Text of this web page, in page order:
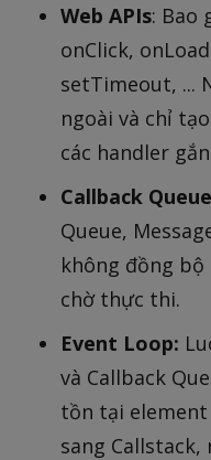
Web APIs: Bao
onClick,
setTimeout, ...
ngoài và chỉ
các handler
Callback
Queue,
không đồng bộ
chờ thực thi.
Event Loop:
và Callback
tồn tại
sang Callstack,